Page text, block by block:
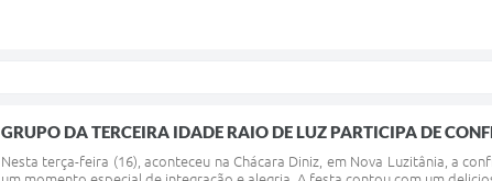
GRUPO DA TERCEIRA IDADE RAIO DE LUZ PARTICIPA DE
Nesta terça-feira (16), aconteceu na Chácara Diniz, em Nova Luzitânia, a